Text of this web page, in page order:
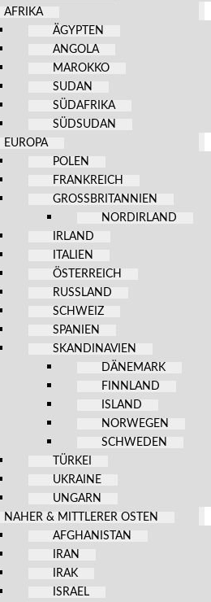
AFRIKA
ÄGYPTEN
ANGOLA
MAROKKO
SUDAN
SÜDAFRIKA
SÜDSUDAN
EUROPA
POLEN
FRANKREICH
GROSSBRITANNIEN
NORDIRLAND
IRLAND
ITALIEN
ÖSTERREICH
RUSSLAND
SCHWEIZ
SPANIEN
SKANDINAVIEN
DÄNEMARK
FINNLAND
ISLAND
NORWEGEN
SCHWEDEN
TÜRKEI
UKRAINE
UNGARN
NAHER & MITTLERER OSTEN
AFGHANISTAN
IRAN
IRAK
ISRAEL